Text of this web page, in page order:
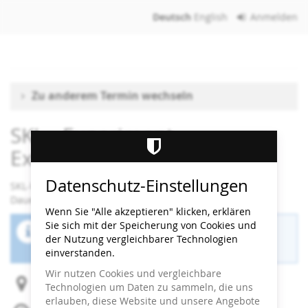
Deutsch English Anmelden
Zu anderem Termin wechseln
SKL - Experiment
Expressionismus
SKL-Workshop
Dauer: 90 Minuten
Der Buchungszeitraum für diese Veranstaltung
ist beendet.
Heidi Horten Collection
Datenschutz-Einstellungen
Wenn Sie "Alle akzeptieren" klicken, erklären
Sie sich mit der Speicherung von Cookies und
der Nutzung vergleichbarer Technologien
einverstanden.
Wir nutzen Cookies und vergleichbare
Technologien um Daten zu sammeln, die uns
erlauben, diese Website und unsere Angebote